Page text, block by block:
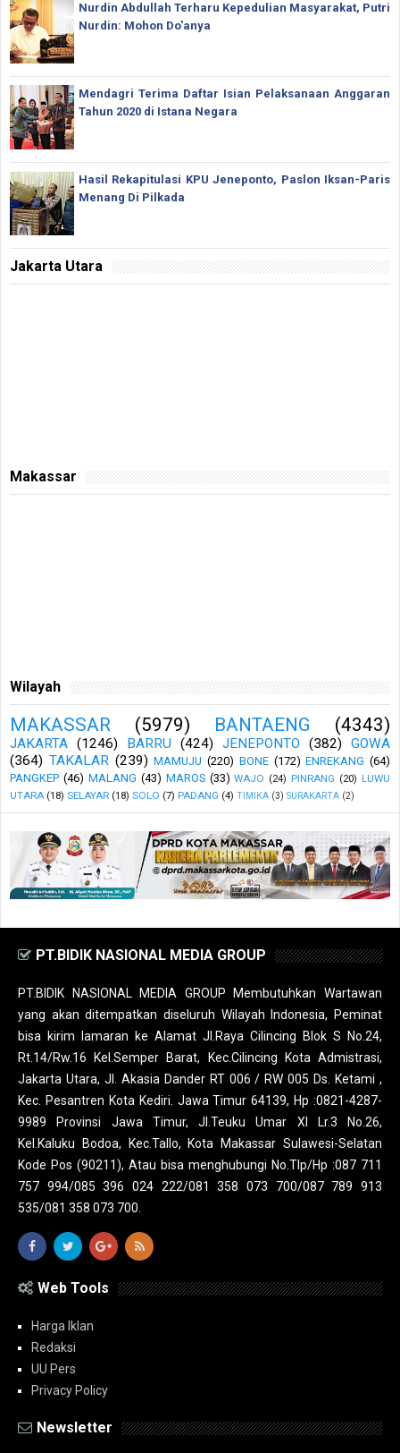
Nurdin Abdullah Terharu Kepedulian Masyarakat, Putri
Nurdin: Mohon Do'anya
Mendagri Terima Daftar Isian Pelaksanaan Anggaran
Tahun 2020 di Istana Negara
Hasil Rekapitulasi KPU Jeneponto, Paslon Iksan-Paris
Menang Di Pilkada
Jakarta Utara
Makassar
Wilayah
MAKASSAR (5979) BANTAENG (4343)
JAKARTA (1246) BARRU (424) JENEPONTO (382)
GOWA
(364) TAKALAR (239) MAMUJU (220) BONE (172) ENREKANG (64)
PANGKEP (46) MALANG (43) MAROS (33) WAJO (24) PINRANG (20) LUWU
UTARA (18) SELAYAR (18) SOLO (7) PADANG (4) TIMIKA (3) SURAKARTA (2)
PT.BIDIK NASIONAL MEDIA GROUP
PT.BIDIK NASIONAL MEDIA GROUP Membutuhkan Wartawan
yang akan ditempatkan diseluruh Wilayah Indonesia, Peminat
bisa kirim lamaran ke Alamat Jl.Raya Cilincing Blok S No.24,
Rt.14/Rw.16 Kel.Semper Barat, Kec.Cilincing Kota Admistrasi,
Jakarta Utara, Jl. Akasia Dander RT 006 / RW 005 Ds. Ketami ,
Kec. Pesantren Kota Kediri. Jawa Timur 64139, Hp :0821-4287-
9989 Provinsi Jawa Timur, Jl.Teuku Umar XI Lr.3 No.26,
Kel.Kaluku Bodoa, Kec.Tallo, Kota Makassar Sulawesi-Selatan
Kode Pos (90211), Atau bisa menghubungi No.Tlp/Hp :087 711
757 994/085 396 024 222/081 358 073 700/087 789 913
535/081 358 073 700.
Web Tools
Harga Iklan
Redaksi
UU Pers
Privacy Policy
Newsletter